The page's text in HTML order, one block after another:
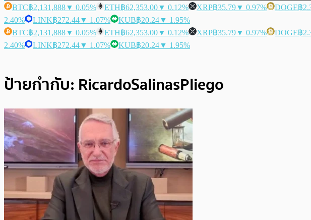
BTC฿2,131,888▼ 0.05% ETH฿62,353.00▼ 0.12% XRP฿35.79▼ 0.97% DOGE฿
2.40%
LINK฿272.44▼ 1.07% KUB฿20.24▼ 1.95%
BTC฿2,131,888▼ 0.05% ETH฿62,353.00▼ 0.12% XRP฿35.79▼ 0.97% DOGE฿
2.40%
LINK฿272.44▼ 1.07% KUB฿20.24▼ 1.95%
ป้ายกำกับ: RicardoSalinasPliego